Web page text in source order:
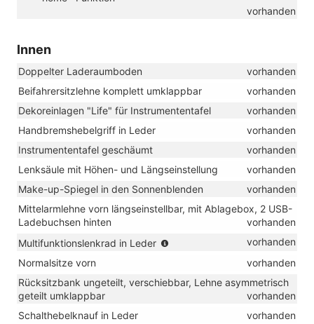
vorhanden
Innen
Doppelter Laderaumboden
vorhanden
Beifahrersitzlehne komplett umklappbar
vorhanden
Dekoreinlagen "Life" für Instrumententafel
vorhanden
Handbremshebelgriff in Leder
vorhanden
Instrumententafel geschäumt
vorhanden
Lenksäule mit Höhen- und Längseinstellung
vorhanden
Make-up-Spiegel in den Sonnenblenden
vorhanden
Mittelarmlehne vorn längseinstellbar, mit Ablagebox, 2 USB-
Ladebuchsen hinten
vorhanden
Multifunktionslenkrad in Leder
Schaltwippen)
vorhanden
Normalsitze vorn
vorhanden
Rücksitzbank ungeteilt, verschiebbar, Lehne asymmetrisch
geteilt umklappbar
vorhanden
Schalthebelknauf in Leder
vorhanden